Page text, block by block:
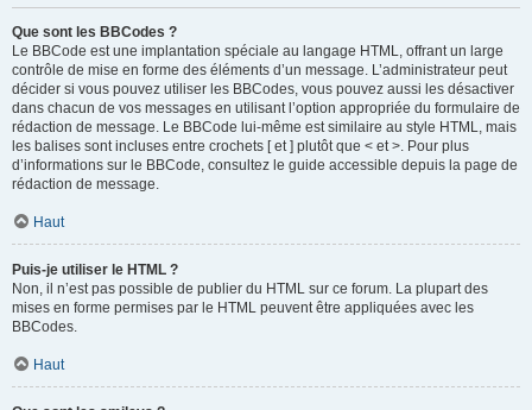
Que sont les BBCodes ?
Le BBCode est une implantation spéciale au langage HTML, offrant un large
contrôle de mise en forme des éléments d’un message. L’administrateur peut
décider si vous pouvez utiliser les BBCodes, vous pouvez aussi les désactiver
dans chacun de vos messages en utilisant l’option appropriée du formulaire de
rédaction de message. Le BBCode lui-même est similaire au style HTML, mais
les balises sont incluses entre crochets [ et ] plutôt que < et >. Pour plus
d’informations sur le BBCode, consultez le guide accessible depuis la page de
rédaction de message.
Haut
Puis-je utiliser le HTML ?
Non, il n’est pas possible de publier du HTML sur ce forum. La plupart des
mises en forme permises par le HTML peuvent être appliquées avec les
BBCodes.
Haut